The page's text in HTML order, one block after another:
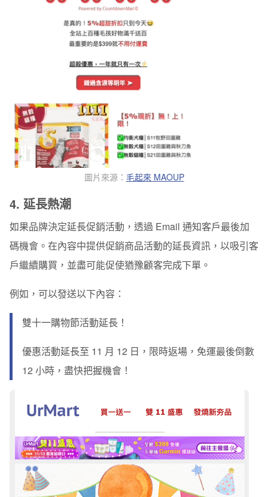
圖片來源： 毛起來 MAOUP
4. 延長熱潮
如果品牌決定延長促銷活動，透過 Email 通知客戶最後加
碼機會。在內容中提供促銷商品活動的延長資訊 ，以吸引客
戶繼續購買，並盡可能促使猶豫顧客完成下單 。
例如，可以發送以下內容：
雙十一購物節活動延長！
優惠活動延長至 11 月 12 日，限時返場，免運最後倒數
12 小時，盡快把握機會！